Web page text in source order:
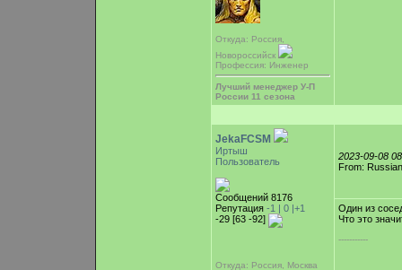
Откуда: Россия,
Новороссийск
Профессия: Инженер
Лучший менеджер У-П
России 11 сезона
JekaFCSM
Иртыш
Пользователь
Сообщений 8176
Репутация -1 | 0 |+1
-29 [63 -92]
Откуда: Россия, Москва
2023-09-08
From:
Один из
Что это
-----------